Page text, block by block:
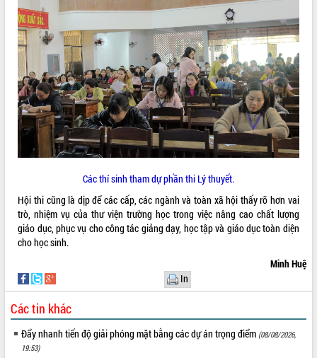
UBND tỉnh Đắk Lắk triển khai nhiệm
vụ 6 tháng cuối năm 2026
Kỳ họp thứ Hai, Hội đồng nhân dân
tỉnh khóa XI quyết nghị nhiều nội dung
quan trọng
Bí thư Tỉnh ủy Lương Nguyễn Minh
Triết thăm, tặng quà người có công với
cách mạng
Rà soát, hoàn thiện hệ thống thiết chế
văn hóa, thể thao đáp ứng yêu cầu
Thường trực HĐND tỉnh Đắk Lắk gặp
mặt Đoàn chuyên gia y tế TP. Hồ Chí
Minh
Lễ truy điệu và an táng hài cốt liệt sĩ
tại Nghĩa trang Liệt sĩ xã Sơn Hòa
xuất khẩu sầu riêng và triển khai quy
định EUDR
Thứ trưởng Bộ Nông nghiệp và Môi
trường Nguyễn Hoàng Hiệp khảo sát
vùng trồng và doanh nghiệp đóng gói
sầu riêng tại Đắk Lắk
LIÊN KẾT WEB
Hôm nay: 26279
Tất cả: 66111947
Các thí sinh tham dự phần thi Lý thuyết.
Hội thi cũng là dịp để các cấp, các ngành và toàn xã hội thấy rõ hơn vai
trò, nhiệm vụ của thư viện trường học trong việc nâng cao chất lượng
giáo dục, phục vụ cho công tác giảng dạy, học tập và giáo dục toàn diện
cho học sinh.
Minh Huệ
In
Các tin khác
Đẩy nhanh tiến độ giải phóng mặt bằng các dự án trọng điểm (08/08/2026,
19:53)